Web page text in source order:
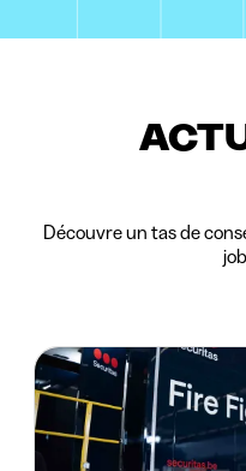
Découvre un tas de